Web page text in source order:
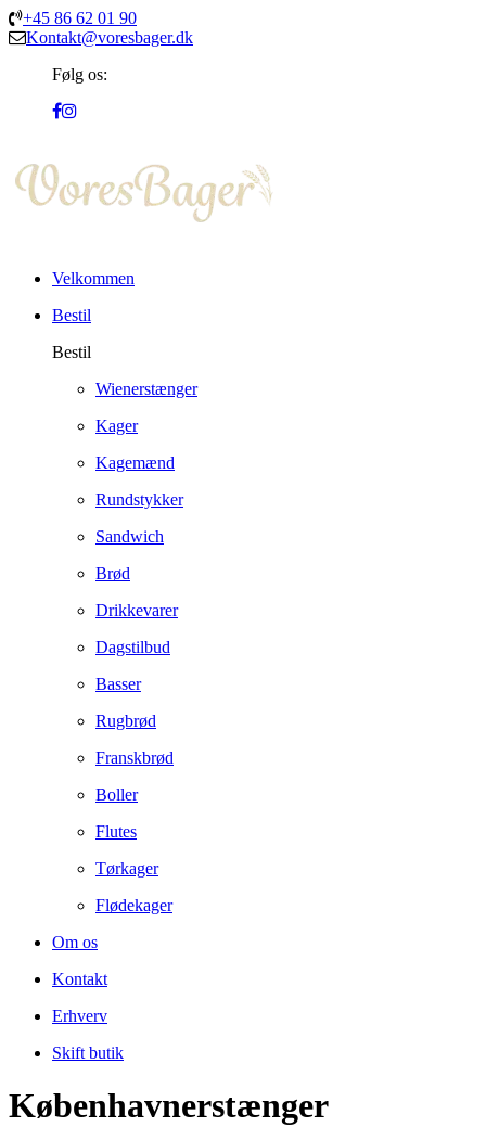
+45 86 62 01 90
Kontakt@voresbager.dk
Følg os:
Velkommen
Bestil
Bestil
Wienerstænger
Kager
Kagemænd
Rundstykker
Sandwich
Brød
Drikkevarer
Dagstilbud
Basser
Rugbrød
Franskbrød
Boller
Flutes
Tørkager
Flødekager
Om os
Kontakt
Erhverv
Skift butik
Københavnerstænger